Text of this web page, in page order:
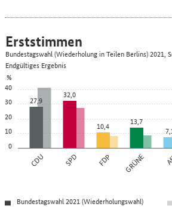
0
10
20
30
40
%
CDU SPD FDP GRÜNE
27,9
32,0
10,4
13,7
Erststimmen
Bundestagswahl (Wiederholung in Teilen Berlins) 2021,
Endgültiges Ergebnis
Bundestagswahl 2021 (Wiederholungswahl)